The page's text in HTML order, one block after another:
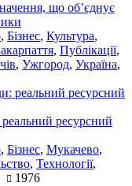
що об’єднує
, Бізнес, Культура,
, Публікації,
, Ужгород, Україна,
реальний ресурсний
, Бізнес, Мукачево,
, Технології,
1976